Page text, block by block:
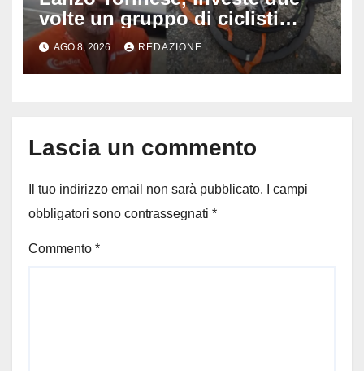
volte un gruppo di ciclisti
dopo una lite: arrestato
73enne, il racconto choc di un
ferito
AGO 8, 2026 REDAZIONE
Lascia un commento
Il tuo indirizzo email non sarà pubblicato.
I campi
obbligatori sono contrassegnati *
Commento *